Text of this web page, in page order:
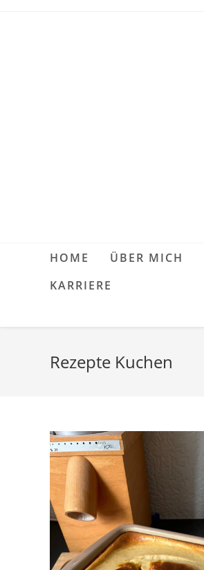
HOME ÜBER MICH
KARRIERE
Rezepte Kuchen